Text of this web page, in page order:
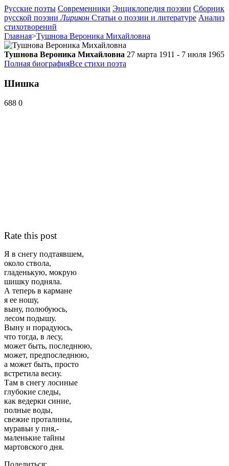
Русские поэты Современники Энциклопедия поэзии Сборник
русской поэзии Лирикон Статьи о поэзии и литературе Анализ
стихотворений
Главная>Тушнова Вероника Михайловна
Тушнова Вероника Михайловна 27 марта 1911 - 7 июля 1965
Полная биографияВсе стихи поэта
Шишка
688 0
Rate this post
Я в снегу подтаявшем,
около ствола,
гладенькую, мокрую
шишку подняла.
А теперь в кармане
я ее ношу,
выну, полюбуюсь,
лесом подышу.
Выну и порадуюсь,
что тогда, в лесу,
может быть, последнюю,
может, предпоследнюю,
а может быть, просто
встретила весну.
Там в снегу лосиные
глубокие следы,
как ведерки синие,
полные воды,
свежие проталины,
муравьи у пня,-
маленькие тайны
мартовского дня.